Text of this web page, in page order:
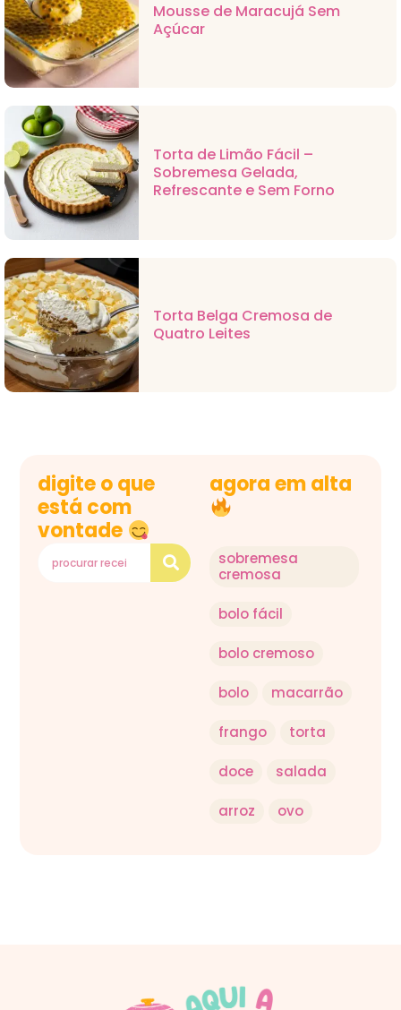
Mousse de Maracujá Sem
Açúcar
Torta de Limão Fácil –
Sobremesa Gelada,
Refrescante e Sem Forno
Torta Belga Cremosa de
Quatro Leites
digite o que
está com
vontade
agora em alta
sobremesa
cremosa
bolo fácil
bolo cremoso
bolo macarrão
frango torta
doce salada
arroz ovo